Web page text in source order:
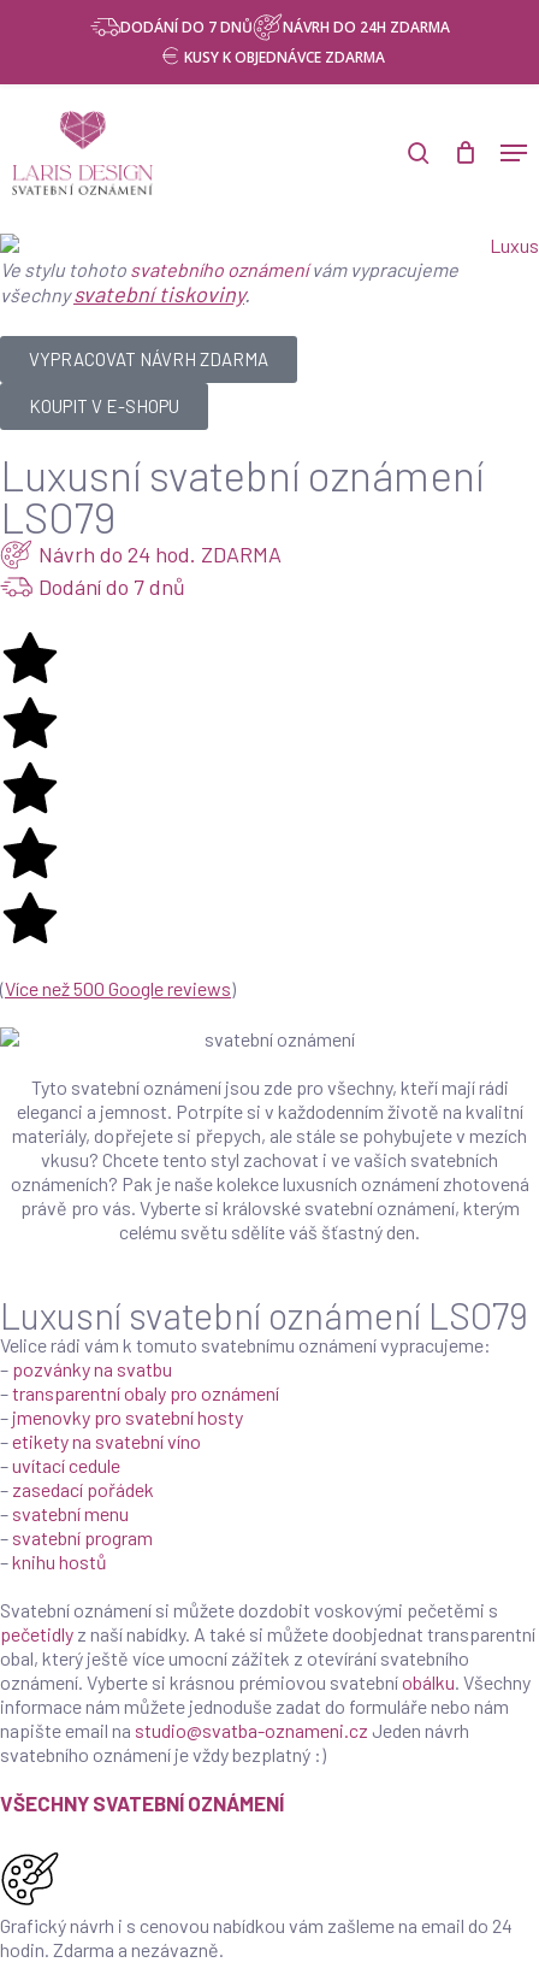
content
DODÁNÍ DO 7 DNŮ
NÁVRH DO 24H ZDARMA
KUSY K OBJEDNÁVCE ZDARMA
Ve stylu tohoto svatebního oznámenívám vypracujeme
všechnysvatební tiskoviny.
VYPRACOVAT NÁVRH ZDARMA
KOUPIT V E-SHOPU
Luxusní svatební oznámení
LSO79
Návrh do 24 hod. ZDARMA
Dodání do 7 dnů
(Více než 500 Google reviews)
Tyto svatební oznámení jsou zde pro všechny, kteří mají rádi
eleganci a jemnost. Potrpíte si v každodenním životě na kvalitní
materiály, dopřejete si přepych, ale stále se pohybujete v mezích
vkusu? Chcete tento styl zachovat i ve vašich svatebních
oznámeních? Pak je naše kolekce luxusních oznámení zhotovená
právě pro vás. Vyberte si královské svatební oznámení, kterým
celému světu sdělíte váš šťastný den.
Luxusní svatební oznámení LSO79
Velice rádi vám k tomuto svatebnímu oznámení vypracujeme:
– pozvánky na svatbu
–transparentní obaly pro oznámení
– jmenovky pro svatební hosty
–etikety na svatební víno
–uvítací cedule
– zasedací pořádek
– svatební menu
– svatební program
–knihu hostů
Svatební oznámení si můžete dozdobit voskovými pečetěmi s
pečetidly z naší nabídky. A také si můžete doobjednat transparentní
obal, který ještě více umocní zážitek z otevírání svatebního
oznámení. Vyberte si krásnou prémiovou svatebníobálku. Všechny
informace nám můžete jednoduše zadat do formuláře nebo nám
napište email na studio@svatba-oznameni.cz Jeden návrh
svatebního oznámení je vždy bezplatný :)
VŠECHNY SVATEBNÍ OZNÁMENÍ
Grafický návrh i s cenovou nabídkou vám zašleme na email do 24
hodin. Zdarma a nezávazně.